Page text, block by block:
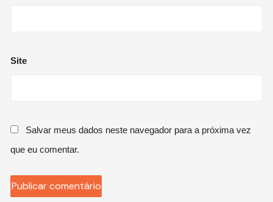
Site
Salvar meus dados neste navegador para a próxima vez
que eu comentar.